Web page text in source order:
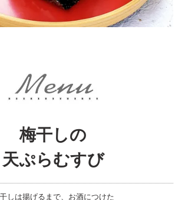
梅干しの
天ぷらむすび
しは揚げるまで、お酒につけた